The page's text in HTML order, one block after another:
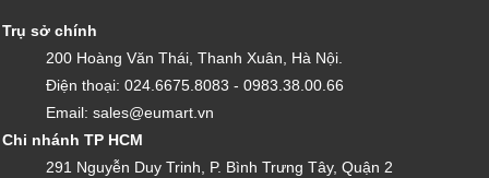
Trụ sở chính
200 Hoàng Văn Thái, Thanh Xuân, Hà Nội.
Điện thoại: 024.6675.8083 - 0983.38.00.66
Email: sales@eumart.vn
Chi nhánh TP HCM
291 Nguyễn Duy Trinh, P. Bình Trưng Tây, Quận 2